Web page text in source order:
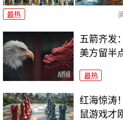
最热
五箭齐发
美方留半
最热
红海惊涛
鼠游戏才